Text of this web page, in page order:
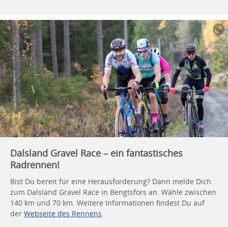
Dalsland Gravel Race – ein fantastisches
Radrennen!
Bist Du bereit für eine Herausforderung? Dann melde Dich
zum Dalsland Gravel Race in Bengtsfors an. Wähle zwischen
140 km und 70 km. Weitere Informationen findest Du auf
der Webseite des Rennens.